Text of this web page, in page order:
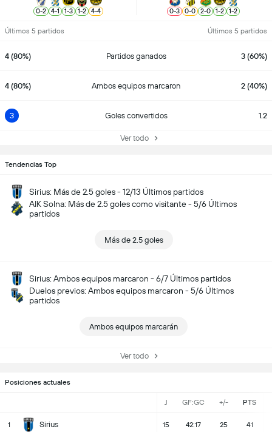
0-2 4-1 1-3 1-2 4-4 0-3 0-0 2-0 1-2 1-2
Últimos 5 partidos Últimos 5 partidos
4 (80%) Partidos ganados 3 (60%)
4 (80%) Ambos equipos marcaron 2 (40%)
3 Goles convertidos 1.2
Ver todo
Tendencias Top
Sirius: Más de 2.5 goles - 12/13 Últimos partidos
AIK Solna: Más de 2.5 goles como visitante - 5/6 Últimos
partidos
Más de 2.5 goles
Sirius: Ambos equipos marcaron - 6/7 Últimos partidos
Duelos previos: Ambos equipos marcaron - 5/6 Últimos
partidos
Ambos equipos marcarán
Ver todo
Posiciones actuales
J GF:GC +/- PTS
1 Sirius 15 42:17 25 41